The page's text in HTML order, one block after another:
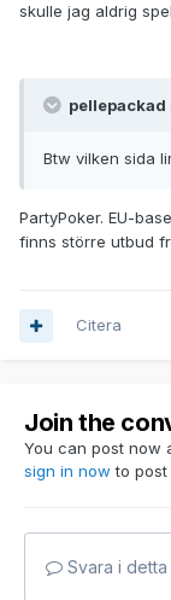
skulle jag aldrig
pellepackad
Btw vilken sida
PartyPoker. EU-
finns större utbud
Citera
Join the
You can post now
sign in now to post
Svara i detta